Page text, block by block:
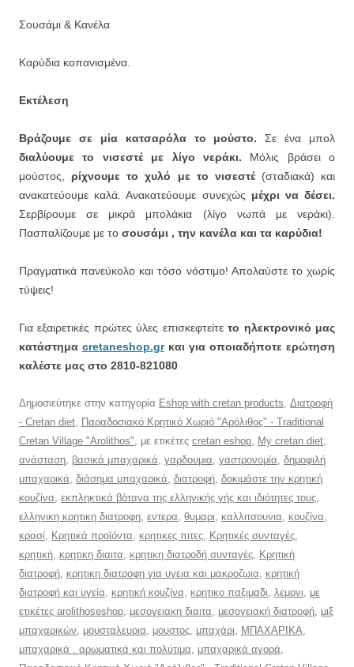
Σουσάμι & Κανέλα
Καρύδια κοπανισμένα.
Εκτέλεση
Βράζουμε σε μία κατσαρόλα το μούστο. Σε ένα μπολ
διαλύουμε το νισεστέ με λίγο νεράκι. Μόλις βράσει ο
μούστος,ρίχνουμε το χυλό με το νισεστέ (σταδιακά) και
ανακατεύουμε καλά. Ανακατεύουμε συνεχώς μέχρι να δέσει.
Σερβίρουμε σε μικρά μπολάκια (λίγο νωπά με νεράκι).
Πασπαλίζουμε με το σουσάμι , την κανέλα και τα καρύδια!
Πραγματικά πανεύκολο και τόσο νόστιμο! Απολαύστε το χωρίς
τύψεις!
Για εξαιρετικές πρώτες ύλες επισκεφτείτετο ηλεκτρονικό μας
κατάστημα cretaneshop.grκαι για οποιαδήποτε ερώτηση
καλέστε μας στο 2810-821080
Δημοσιεύτηκε στην κατηγορία Eshop with cretan products, Διατροφή
- Cretan diet, Παραδοσιακό Κρητικό Χωριό "Αρόλιθος" - Traditional
Cretan Village "Arolithos", με ετικέτες cretan eshop, My cretan diet,
ανάσταση, βασικά μπαχαρικά, γαρδουμια, γαστρονομία, δημοφιλή
μπαχαρικά, διάσημα μπαχαρικά, διατροφή, δοκιμάστε την κρητική
κουζίνα, εκπληκτικά βότανα της ελληνικής γής και ιδιότητες τους,
ελληνικη κρητικη διατροφη, εντερα, θυμαρι, καλλιτσουνια, κουζίνα,
κρασί, Κρητικά προϊόντα, κρητικες πιτες, Κρητικές συνταγές,
κρητική, κρητικη διαιτα, κρητικη διατροδή συνταγές, Κρητική
διατροφή, κρητικη διατροφη για υγεια και μακροζωια, κρητική
διατροφή και υγεία, κρητική κουζίνα, κρητικο παξιμαδι, λεμονι, με
ετικέτες arolithoseshop, μεσογειακη διαιτα, μεσογειακή διατροφή, μιξ
μπαχαρικών, μουσταλευρια, μουστος, μπαχάρι, ΜΠΑΧΑΡΙΚΑ,
μπαχαρικά . αρωματικά και πολύτιμα, μπαχαρικά αγορά,